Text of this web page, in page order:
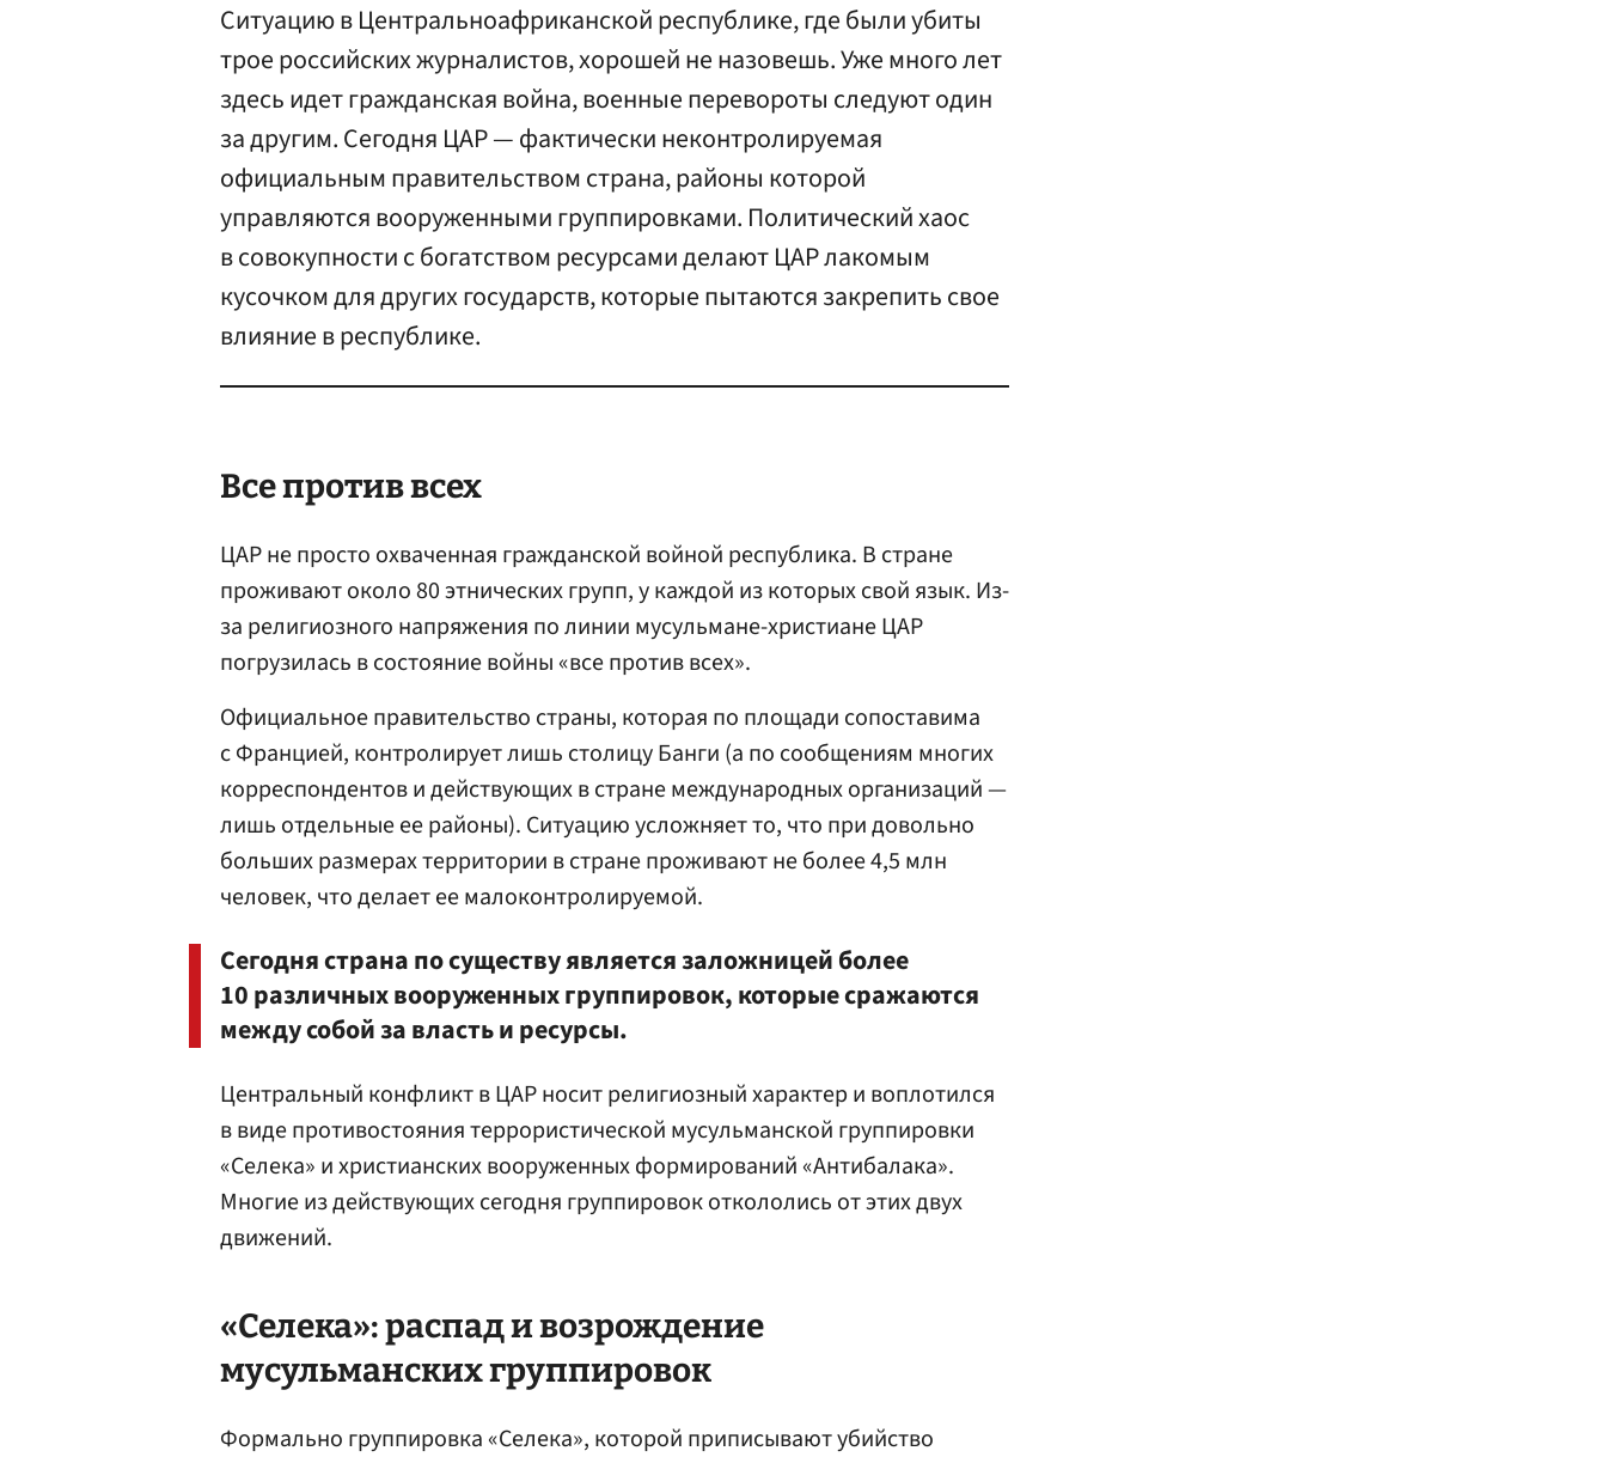
Ситуацию в Центральноафриканской республике, где были убиты
трое российских журналистов, хорошей не назовешь. Уже много лет
здесь идет гражданская война, военные перевороты следуют один
за другим. Сегодня ЦАР — фактически неконтролируемая
официальным правительством страна, районы которой
управляются вооруженными группировками. Политический хаос
в совокупности с богатством ресурсами делают ЦАР лакомым
кусочком для других государств, которые пытаются закрепить свое
влияние в республике.
Все против всех
ЦАР не просто охваченная гражданской войной республика. В стране
проживают около 80 этнических групп, у каждой из которых свой язык. Из-
за религиозного напряжения по линии мусульмане-христиане ЦАР
погрузилась в состояние войны «все против всех».
Официальное правительство страны, которая по площади сопоставима
с Францией, контролирует лишь столицу Банги (а по сообщениям многих
корреспондентов и действующих в стране международных организаций —
лишь отдельные ее районы). Ситуацию усложняет то, что при довольно
больших размерах территории в стране проживают не более 4,5 млн
человек, что делает ее малоконтролируемой.
Сегодня страна по существу является заложницей более
10 различных вооруженных группировок, которые сражаются
между собой за власть и ресурсы.
Центральный конфликт в ЦАР носит религиозный характер и воплотился
в виде противостояния террористической мусульманской группировки
«Селека» и христианских вооруженных формирований «Антибалака».
Многие из действующих сегодня группировок откололись от этих двух
движений.
«Селека»: распад и возрождение
мусульманских группировок
Формально группировка «Селека», которой приписывают убийство